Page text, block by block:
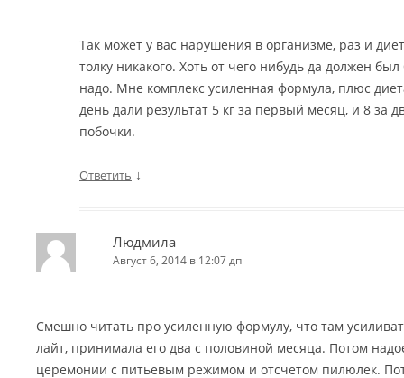
Так может у вас нарушения в организме, раз и
толку никакого. Хоть от чего нибудь да должен
надо. Мне комплекс усиленная формула, плюс
день дали результат 5 кг за первый месяц, и 8 за
побочки.
Ответить ↓
Людмила
Август 6, 2014 в 12:07 дп
Смешно читать про усиленную формулу, что там
лайт, принимала его два с половиной месяца. Потом
церемонии с питьевым режимом и отсчетом пилюлек.